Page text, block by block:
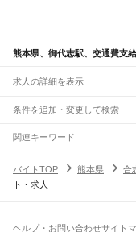
熊本県、御代志駅、交通費支
求人の詳細を表示
条件を追加・変更して検索
市区町村を追加・変更
熊本県すべて
熊本市
駅を追加・変更
職種を追加・変更
飲食・フードサービスすべ
関連キーワード
バイトTOP
熊本県 合
ト・求人
ヘルプ・お問い合わせサイト